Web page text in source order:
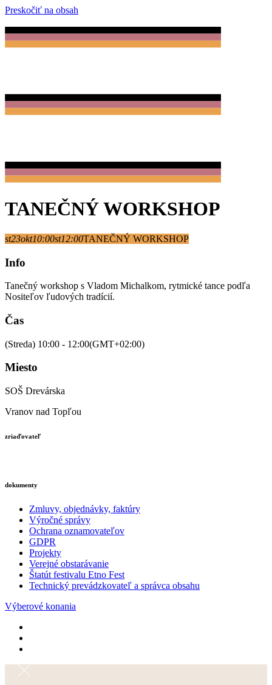
Preskočiť na obsah
TANEČNÝ WORKSHOP
st23okt10:00st12:00TANEČNÝ WORKSHOP
Info
Tanečný workshop s Vladom Michalkom, rytmické tance podľa
Nositeľov ľudových tradícií.
Čas
(Streda) 10:00 - 12:00(GMT+02:00)
Miesto
SOŠ Drevárska
Vranov nad Topľou
zriaďovateľ
dokumenty
Zmluvy, objednávky, faktúry
Výročné správy
Ochrana oznamovateľov
GDPR
Projekty
Verejné obstarávanie
Štatút festivalu Etno Fest
Technický prevádzkovateľ a správca obsahu
Výberové konania